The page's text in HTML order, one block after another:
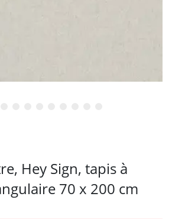
Hey Sign, tapis à
70 x 200 cm